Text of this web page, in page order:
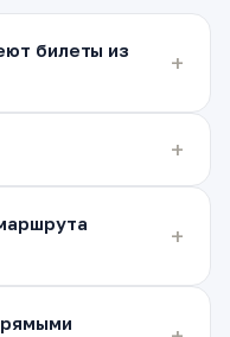
билеты из